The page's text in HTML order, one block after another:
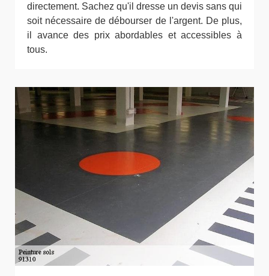
directement. Sachez qu'il dresse un devis sans qui
soit nécessaire de débourser de l'argent. De plus,
il avance des prix abordables et accessibles à
tous.